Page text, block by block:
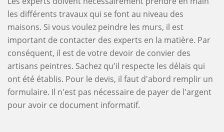
les différents travaux qui se font au niveau des
maisons. Si vous voulez peindre les murs, il est
important de contacter des experts en la matière. Par
conséquent, il est de votre devoir de convier des
artisans peintres. Sachez qu'il respecte les délais qui
ont été établis. Pour le devis, il faut d'abord remplir un
formulaire. Il n'est pas nécessaire de payer de l'argent
pour avoir ce document informatif.